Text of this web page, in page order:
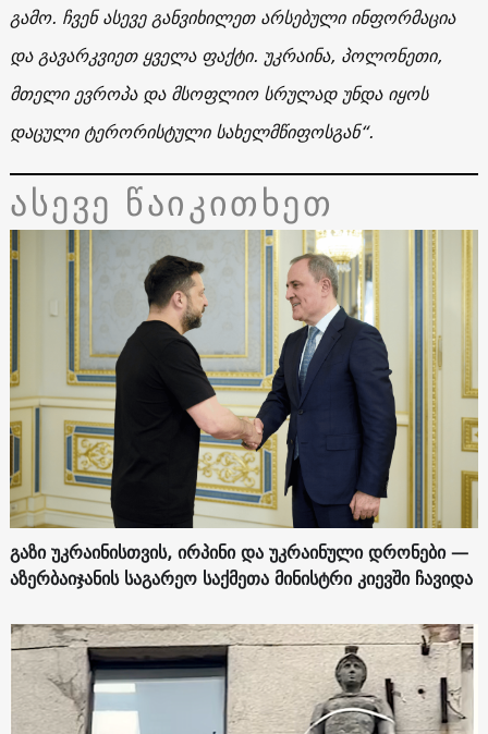
გამო. ჩვენ ასევე განვიხილეთ არსებული ინფორმაცია
და გავარკვიეთ ყველა ფაქტი. უკრაინა, პოლონეთი,
მთელი ევროპა და მსოფლიო სრულად უნდა იყოს
დაცული ტერორისტული სახელმწიფოსგან“.
ასევე წაიკითხეთ
გაზი უკრაინისთვის, ირპინი და უკრაინული დრონები —
აზერბაიჯანის საგარეო საქმეთა მინისტრი კიევში ჩავიდა